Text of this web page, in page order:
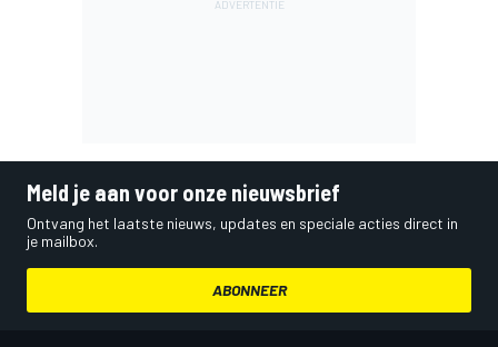
Meld je aan voor onze nieuwsbrief
Ontvang het laatste nieuws, updates en speciale acties direct in
je mailbox.
ABONNEER